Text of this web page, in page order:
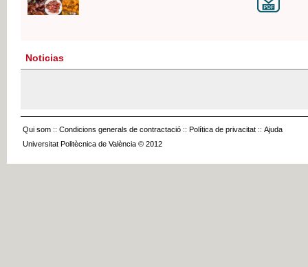
Noticias
Qui som :: Condicions generals de contractació :: Política de privacitat :: Ajuda
Universitat Politècnica de València © 2012